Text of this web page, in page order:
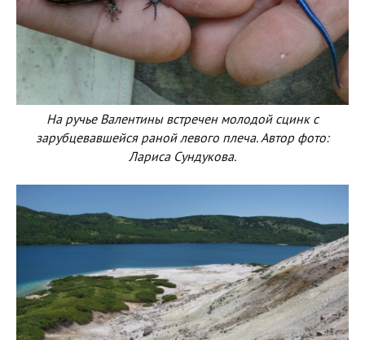
На ручье Валентины встречен молодой сцинк с
зарубцевавшейся раной левого плеча. Автор фото:
Лариса Сундукова.